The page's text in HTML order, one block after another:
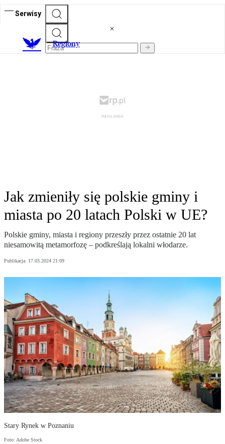
Serwisy
Regiony
Jak zmieniły się polskie gminy i
miasta po 20 latach Polski w UE?
Polskie gminy, miasta i regiony przeszły przez ostatnie 20 lat
niesamowitą metamorfozę – podkreślają lokalni włodarze.
Publikacja: 17.03.2024 21:09
Stary Rynek w Poznaniu
Foto: Adobe Stock